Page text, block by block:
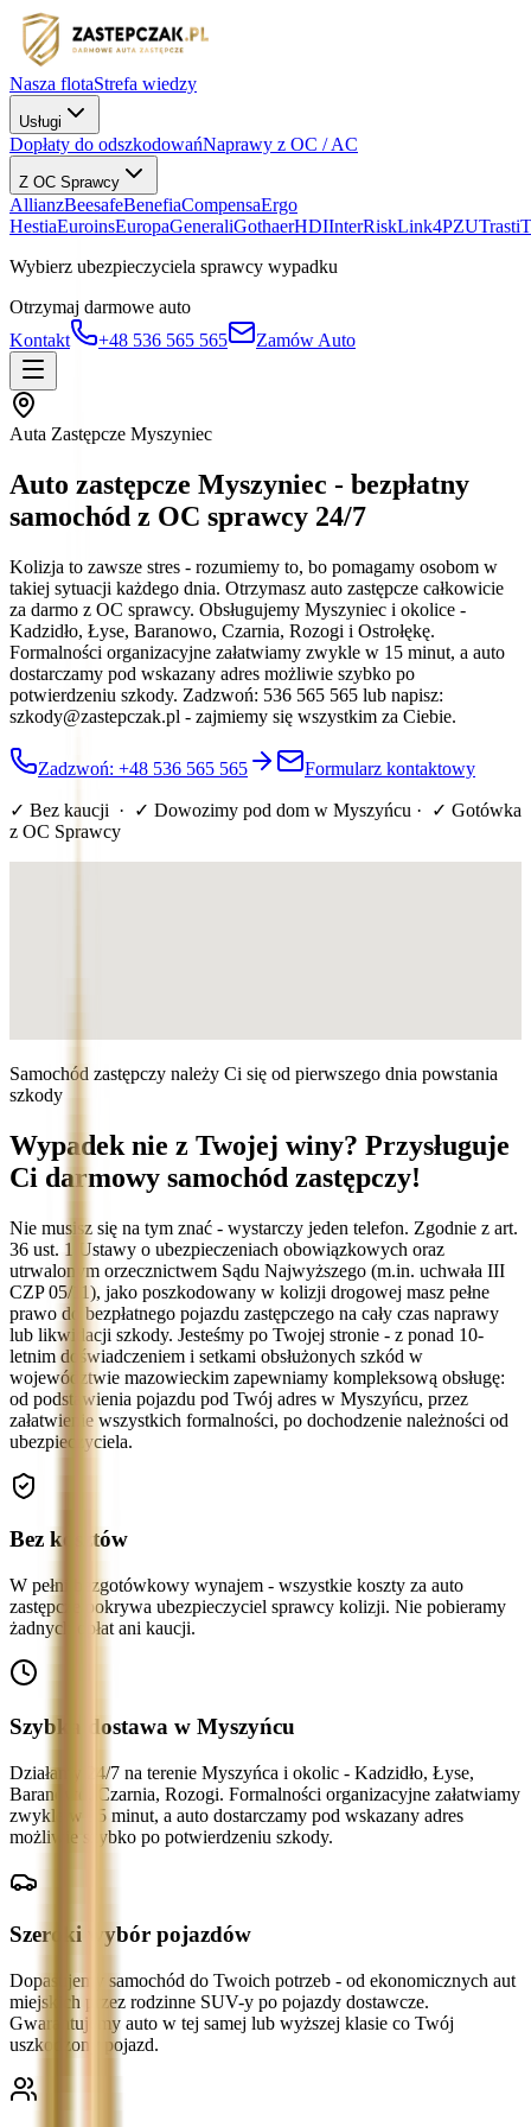
Nasza flotaStrefa wiedzy
Usługi
Dopłaty do odszkodowańNaprawy z OC / AC
Z OC Sprawcy
AllianzBeesafeBenefiaCompensaErgo
HestiaEuroinsEuropaGeneraliGothaerHDIInterRiskLink4PZUTrasti
Wybierz ubezpieczyciela sprawcy wypadku
Otrzymaj darmowe auto
Kontakt
+48 536 565 565 Zamów Auto
Auta Zastępcze Myszyniec
Auto zastępcze Myszyniec - bezpłatny
samochód z OC sprawcy 24/7
Kolizja to zawsze stres - rozumiemy to, bo pomagamy osobom w
takiej sytuacji każdego dnia. Otrzymasz auto zastępcze całkowicie
za darmo z OC sprawcy. Obsługujemy Myszyniec i okolice -
Kadzidło, Łyse, Baranowo, Czarnia, Rozogi i Ostrołękę.
Formalności organizacyjne załatwiamy zwykle w 15 minut, a auto
dostarczamy pod wskazany adres możliwie szybko po
potwierdzeniu szkody. Zadzwoń: 536 565 565 lub napisz:
szkody@zastepczak.pl - zajmiemy się wszystkim za Ciebie.
Zadzwoń: +48 536 565 565 Formularz kontaktowy
✓ Bez kaucji · ✓ Dowozimy pod dom w Myszyńcu · ✓ Gotówka
z OC Sprawcy
Samochód zastępczy należy Ci się od pierwszego dnia powstania
szkody
Wypadek nie z Twojej winy? Przysługuje
Ci darmowy samochód zastępczy!
Nie musisz się na tym znać - wystarczy jeden telefon. Zgodnie z art.
36 ust. 1 Ustawy o ubezpieczeniach obowiązkowych oraz
utrwalonym orzecznictwem Sądu Najwyższego (m.in. uchwała III
CZP 05/11), jako poszkodowany w kolizji drogowej masz pełne
prawo do bezpłatnego pojazdu zastępczego na cały czas naprawy
lub likwidacji szkody. Jesteśmy po Twojej stronie - z ponad 10-
letnim doświadczeniem i setkami obsłużonych szkód w
województwie mazowieckim zapewniamy kompleksową obsługę:
od podstawienia pojazdu pod Twój adres w Myszyńcu, przez
załatwienie wszystkich formalności, po dochodzenie należności od
ubezpieczyciela.
Bez kosztów
W pełni bezgotówkowy wynajem - wszystkie koszty za auto
zastępcze pokrywa ubezpieczyciel sprawcy kolizji. Nie pobieramy
żadnych opłat ani kaucji.
Szybka dostawa w Myszyńcu
Działamy 24/7 na terenie Myszyńca i okolic - Kadzidło, Łyse,
Baranowo, Czarnia, Rozogi. Formalności organizacyjne załatwiamy
zwykle w 15 minut, a auto dostarczamy pod wskazany adres
możliwie szybko po potwierdzeniu szkody.
Szeroki wybór pojazdów
Dopasujemy samochód do Twoich potrzeb - od ekonomicznych aut
miejskich przez rodzinne SUV-y po pojazdy dostawcze.
Gwarantujemy auto w tej samej lub wyższej klasie co Twój
uszkodzony pojazd.